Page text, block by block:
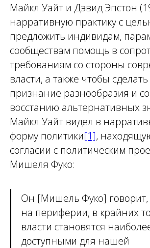
Майкл Уайт и Дэвид Эпстон
нарративную практику с
предложить индивидам,
сообществам помощь в
требованиям со стороны
власти, а также чтобы
признание разнообразия и
восстанию альтернативных
Майкл Уайт видел в
форму политики[1],
согласии с политическим
Мишеля Фуко:
Он [Мишель Фуко]
на периферии, в крайних
власти становятся
доступными для нашей